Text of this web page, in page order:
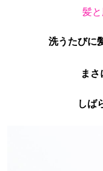
髪
洗うたびに
まさ
しば